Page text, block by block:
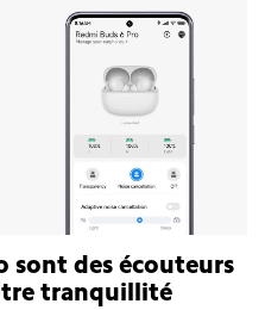
sont des écouteurs
tranquillité